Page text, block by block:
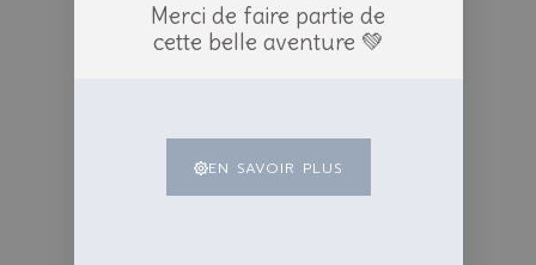
Merci de faire partie de
cette belle aventure 💚
EN SAVOIR PLUS